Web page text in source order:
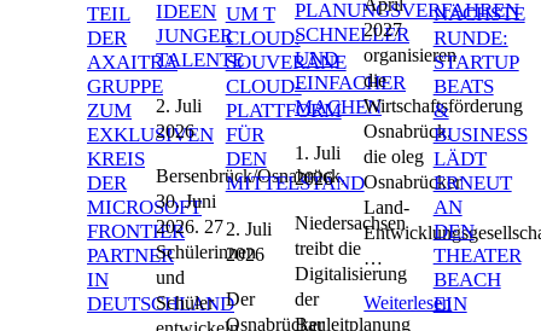
TEIL
DER
AXAITRA
GRUPPE
ZUM
EXKLUSIVEN
KREIS
DER
MICROSOFT
FRONTIER
PARTNER
IN
DEUTSCHLAND
IDEEN
JUNGER
TALENTE
2. Juli
2026
Bersenbrück/Osnabrück,
30. Juni
2026. 27
Schülerinnen
und
Schüler
UM T
CLOUD:
SOUVERÄNE
CLOUD-
PLATTFORM
FÜR
DEN
MITTELSTAND
2. Juli
2026
Der
Osnabrücker
PLANUNGSVERFAHREN
SCHNELLER
UND
EINFACHER
MACHEN
1. Juli
2026
Niedersachsen
treibt die
Digitalisierung
der
Bauleitplanung
April
2027
organisieren
die
Wirtschaftsförderung
Osnabrück,
die oleg
Osnabrücker
Land-
…
Weiterlesen
NÄCHSTE
RUNDE:
STARTUP
BEATS
&
BUSINESS
LÄDT
ERNEUT
AN
DEN
THEATER
BEACH
EIN